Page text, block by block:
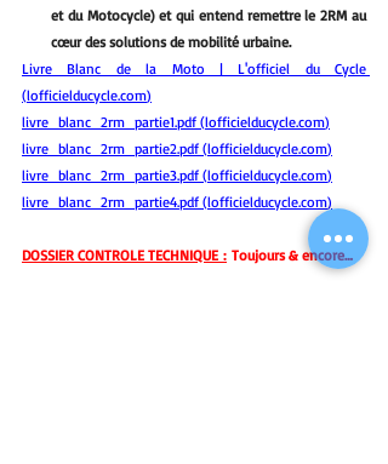
et du Motocycle) et qui entend remettre le 2RM au
cœur des solutions de mobilité urbaine.
Livre Blanc de la Moto | L'officiel du Cycle
(lofficielducycle.com)
livre_blanc_2rm_partie1.pdf (lofficielducycle.com)
livre_blanc_2rm_partie2.pdf (lofficielducycle.com)
livre_blanc_2rm_partie3.pdf (lofficielducycle.com)
livre_blanc_2rm_partie4.pdf (lofficielducycle.com)
DOSSIER CONTROLE TECHNIQUE : Toujours & encore…